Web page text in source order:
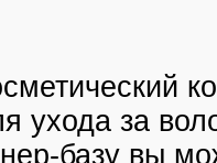
ухода за
базу вы